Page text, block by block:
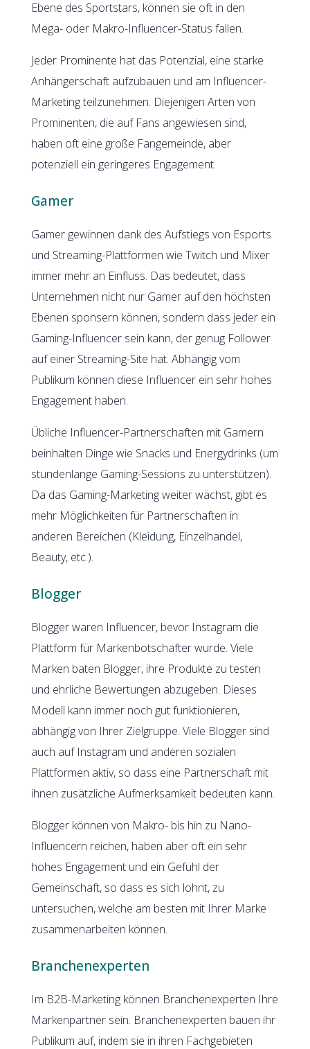
Ebene des Sportstars, können sie oft in den
Mega- oder Makro-Influencer-Status fallen.
Jeder Prominente hat das Potenzial, eine starke
Anhängerschaft aufzubauen und am Influencer-
Marketing teilzunehmen. Diejenigen Arten von
Prominenten, die auf Fans angewiesen sind,
haben oft eine große Fangemeinde, aber
potenziell ein geringeres Engagement.
Gamer
Gamer gewinnen dank des Aufstiegs von Esports
und Streaming-Plattformen wie Twitch und Mixer
immer mehr an Einfluss. Das bedeutet, dass
Unternehmen nicht nur Gamer auf den höchsten
Ebenen sponsern können, sondern dass jeder ein
Gaming-Influencer sein kann, der genug Follower
auf einer Streaming-Site hat. Abhängig vom
Publikum können diese Influencer ein sehr hohes
Engagement haben.
Übliche Influencer-Partnerschaften mit Gamern
beinhalten Dinge wie Snacks und Energydrinks (um
stundenlange Gaming-Sessions zu unterstützen).
Da das Gaming-Marketing weiter wächst, gibt es
mehr Möglichkeiten für Partnerschaften in
anderen Bereichen (Kleidung, Einzelhandel,
Beauty, etc.).
Blogger
Blogger waren Influencer, bevor Instagram die
Plattform für Markenbotschafter wurde. Viele
Marken baten Blogger, ihre Produkte zu testen
und ehrliche Bewertungen abzugeben. Dieses
Modell kann immer noch gut funktionieren,
abhängig von Ihrer Zielgruppe. Viele Blogger sind
auch auf Instagram und anderen sozialen
Plattformen aktiv, so dass eine Partnerschaft mit
ihnen zusätzliche Aufmerksamkeit bedeuten kann.
Blogger können von Makro- bis hin zu Nano-
Influencern reichen, haben aber oft ein sehr
hohes Engagement und ein Gefühl der
Gemeinschaft, so dass es sich lohnt, zu
untersuchen, welche am besten mit Ihrer Marke
zusammenarbeiten können.
Branchenexperten
Im B2B-Marketing können Branchenexperten Ihre
Markenpartner sein. Branchenexperten bauen ihr
Publikum auf, indem sie in ihren Fachgebieten